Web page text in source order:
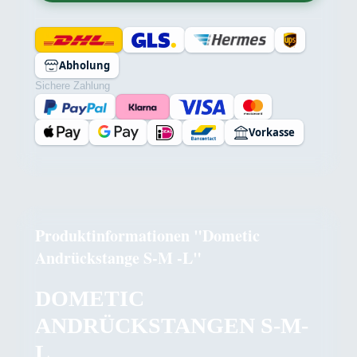
Abholung
Sichere Zahlung
Vorkasse
Produktinformationen "Dometic
Andrückstange S-M -L"
DOMETIC
ANDRÜCKSTANGEN S-M-